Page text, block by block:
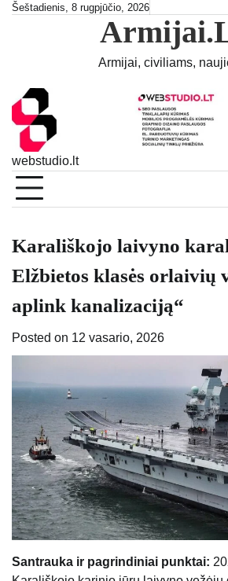
SkipŠeštadienis, 8 rugpjūčio, 2026
Armijai, civiliams,
webstudio.lt
Karališkojo laivyno
Elžbietos klasės orlaivių
aplink kanalizaciją“
Posted on 12 vasario, 2026
Santrauka ir pagrindiniai punktai: